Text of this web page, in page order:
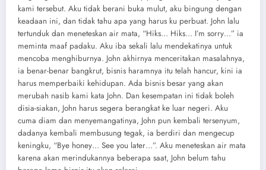
kami tersebut. Aku tidak berani buka mulut, aku bingung dengan
keadaan ini, dan tidak tahu apa yang harus ku perbuat. John lalu
tertunduk dan meneteskan air mata, “Hiks… Hiks… I’m sorry…” ia
meminta maaf padaku. Aku iba sekali lalu mendekatinya untuk
mencoba menghiburnya. John akhirnya menceritakan masalahnya,
ia benar-benar bangkrut, bisnis haramnya itu telah hancur, kini ia
harus memperbaiki kehidupan. Ada bisnis besar yang akan
merubah nasib kami kata John. Dan kesempatan ini tidak boleh
disia-siakan, John harus segera berangkat ke luar negeri. Aku
cuma diam dan menyemangatinya, John pun kembali tersenyum,
dadanya kembali membusung tegak, ia berdiri dan mengecup
keningku, “Bye honey… See you later…”. Aku meneteskan air mata
karena akan merindukannya beberapa saat, John belum tahu